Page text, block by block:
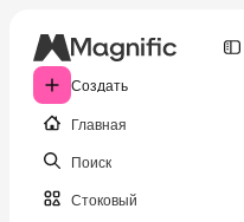
Создать
Главная
Поиск
Стоковый